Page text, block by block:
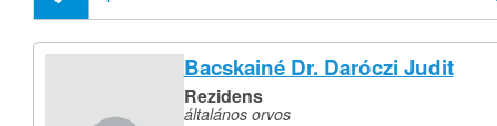
Bacskainé Dr. Daróczi Judit
Rezidens
általános orvos